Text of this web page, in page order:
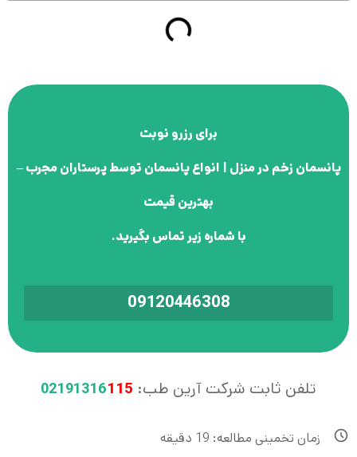
برای رزرو نوبت
پانسمان زخم در منزل | انواع پانسمان توسط پرستاران مجرب –
بهترین قیمت
با شماره زیر تماس بگیرید.
09120446308
تلفن ثابت شرکت آرین طب: 02191316115
زمان تخمینی مطالعه: 19دقیقه